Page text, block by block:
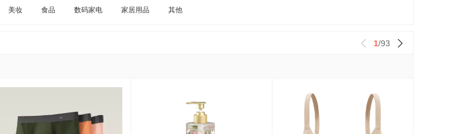
美妆 食品 数码家电 家居用品 其他
1/93